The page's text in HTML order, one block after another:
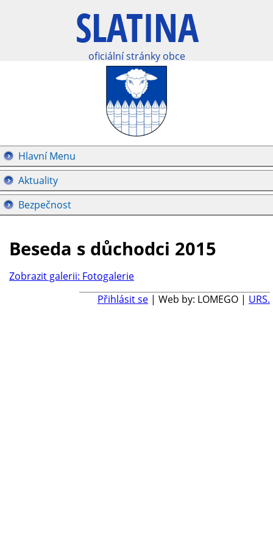
oficiální stránky obce
Hlavní Menu
Aktuality
Bezpečnost
Beseda s důchodci 2015
Zobrazit galerii: Fotogalerie
Přihlásit se | Web by: LOMEGO | URS.